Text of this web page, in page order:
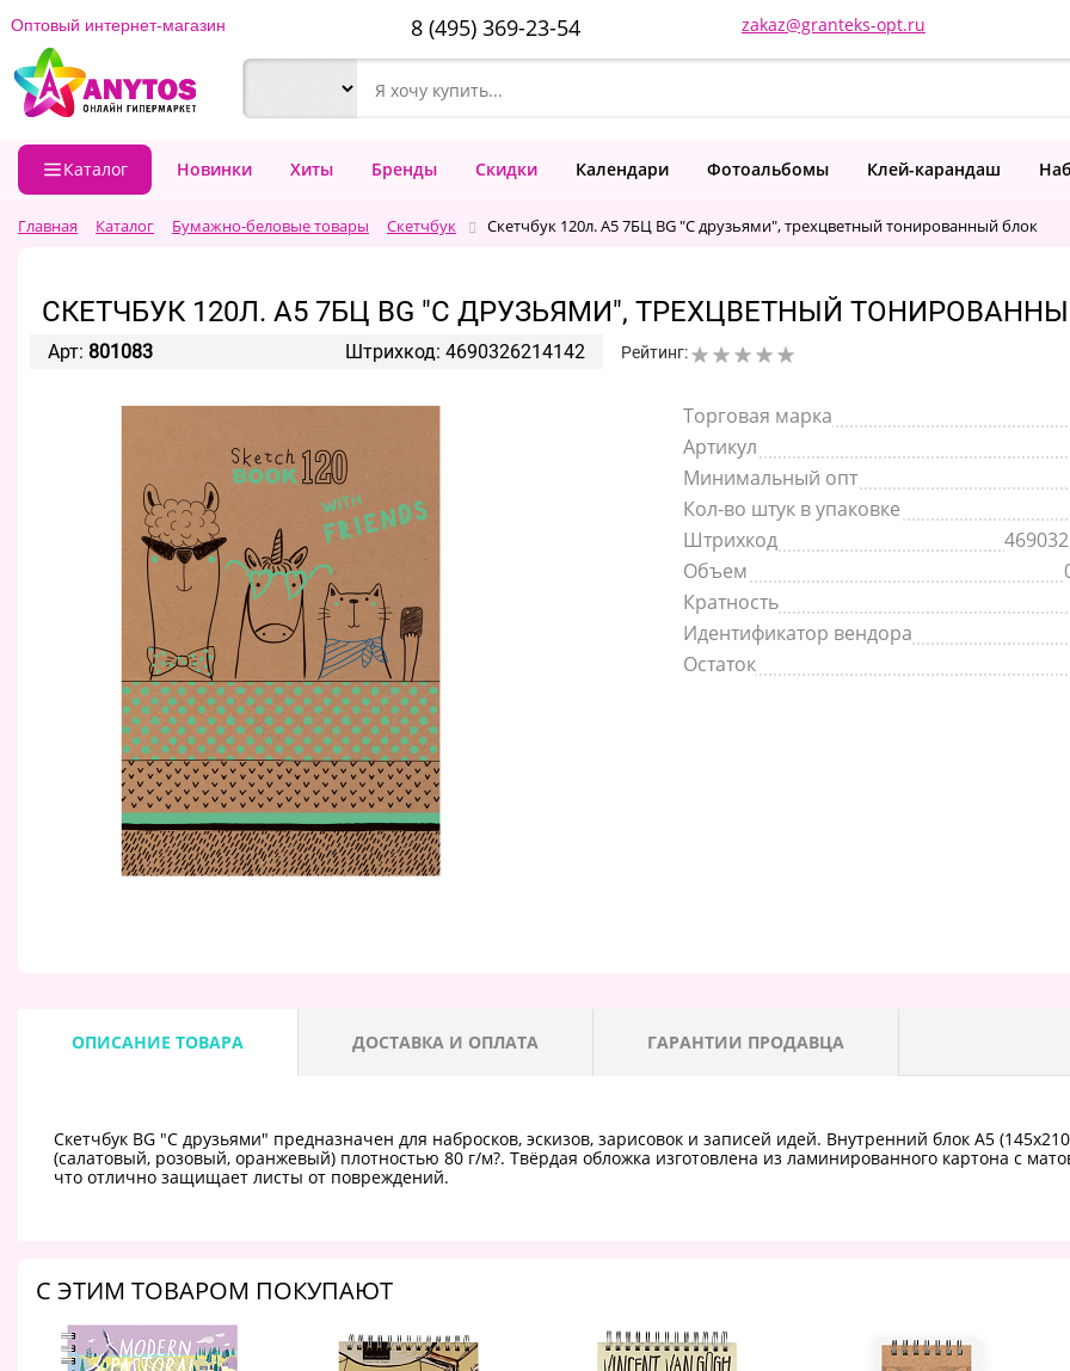
Оптовый интернет-магазин 8 (495) 369-23-54 zakaz@granteks-opt.ru
Каталог Новинки Хиты Бренды Скидки Календари Фотоальбомы Клей-карандаш
Главная Каталог Бумажно-беловые товары Скетчбук Скетчбук 120л. А5 7БЦ BG "С друзьями", трехцветный тонированный блок
СКЕТЧБУК 120Л. А5 7БЦ BG "С ДРУЗЬЯМИ", ТРЕХЦВЕТНЫЙ
Арт: 801083 Штрихкод: 4690326214142 Рейтинг:
Торговая марка
Артикул
Минимальный опт
Кол-во штук в упаковке
Штрихкод
Объем
Кратность
Идентификатор вендора
Остаток
ОПИСАНИЕ ТОВАРА ДОСТАВКА И ОПЛАТА ГАРАНТИИ ПРОДАВЦА
Скетчбук BG "С друзьями" предназначен для набросков, эскизов, зарисовок и записей идей. Внутренний блок А5
(салатовый, розовый, оранжевый) плотностью 80 г/м?. Твёрдая обложка изготовлена из ламинированного картона с
что отлично защищает листы от повреждений.
C ЭТИМ ТОВАРОМ ПОКУПАЮТ